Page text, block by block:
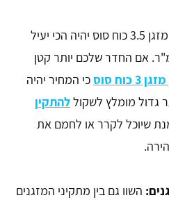
מזגן 3.5 כוח סוס יהיה הכי יעיל
בגודל 45 - 60 מ"ר. אם החדר שלכם יותר קטן
כוח סוס
כי המחיר יהיה
גדול מומלץ לשקוללהתקין
שיוכל לקרר או לחמם את
השוו גם בין מתקיני המזגנים